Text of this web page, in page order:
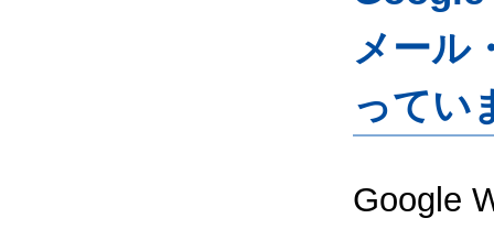
メール
ってい
Google